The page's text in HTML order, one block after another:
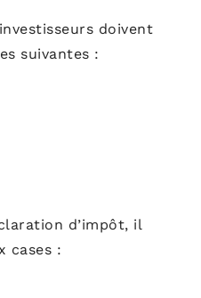
doivent
suivantes :
d’impôt, il
cases :